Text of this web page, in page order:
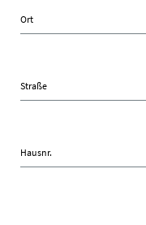
Ort
Straße
Hausnr.